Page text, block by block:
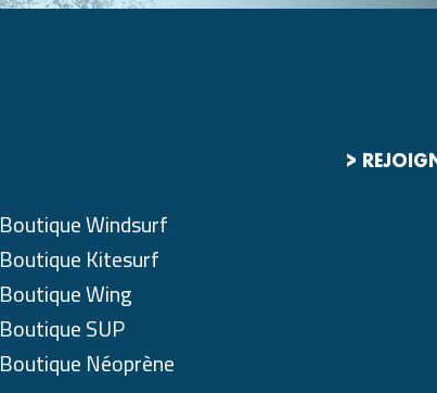
>
Boutique Windsurf
Boutique Kitesurf
Boutique Wing
Boutique SUP
Boutique Néoprène